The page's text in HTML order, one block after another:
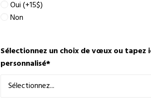
Oui (+15$)
Non
Sélectionnez un choix de vœux ou
personnalisé*